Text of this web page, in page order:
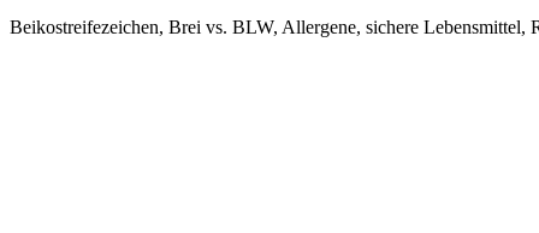
Beikostreifezeichen, Brei vs. BLW, Allergene, sichere Lebensmittel,